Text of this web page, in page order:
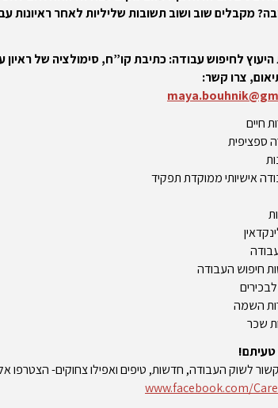
מקבלים שוב ושוב תשובות שליליות לאחר ראיונות
לחיפוש עבודה: כתיבת קו”ח, סימולציה של ראיון
צרו קשר:
חיים
ספציפית
אישיותי ממוקדת תפקיד
חיפוש העבודה
השמה
שכר
טעיתם!
לשוק העבודה, חדשות, טיפים ואפילו צחוקים- הצטרפו
www.facebook.com/